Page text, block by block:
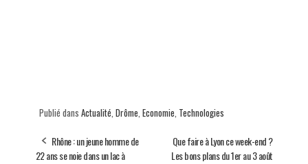
Publié dans Actualité Drôme Economie Technologies
Rhône : un jeune homme de
22 ans se noie dans un lac à
Que faire à Lyon ce week-end ?
Les bons plans du 1er au 3 août